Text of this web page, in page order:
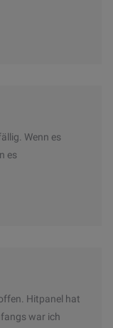
Wenn es
es
Hitpanel hat
war ich